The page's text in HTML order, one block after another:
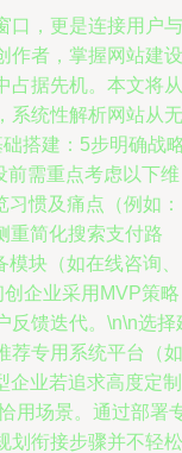
口，更是连接用户与
作者，掌握网站建设
占据先机。本文将从
系统性解析网站从无
搭建：5步明确战
前需重点考虑以下维
习惯及痛点（例如：
重简化搜索支付路
模块（如在线咨询、
创企业采用MVP策略
馈迭代。\n\n选择
荐专用系统平台（如
企业若追求高度定制
用场景。通过部署
划衔接步骤并不轻松